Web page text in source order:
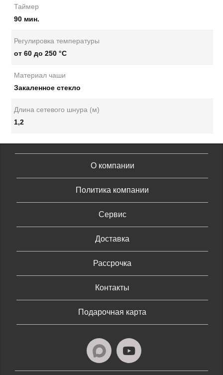
Таймер
90 мин.
Регулировка температуры
от 60 до 250 °С
Материал чаши
Закаленное стекло
Длина сетевого шнура (м)
1,2
О компании
Политика компании
Сервис
Доставка
Рассрочка
Контакты
Подарочная карта